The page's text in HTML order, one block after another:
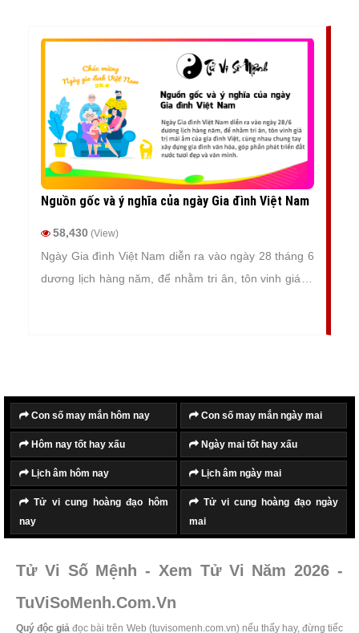
Nguồn gốc và ý nghĩa của ngày Gia đình Việt Nam
58,430 (View)
Ngày Gia đình Việt Nam diễn ra vào ngày 28 tháng 6
dương lịch hàng năm, để nhằm tri ân, tôn vinh giá trị
Con số may mắn hôm nay Con số may mắn ngày mai
Hôm nay tốt hay xấu Ngày mai tốt hay xấu
Lịch âm hôm nay Lịch âm ngày mai
Tử vi cung hoàng đạo hôm
nay
Tử vi cung hoàng đạo ngày
mai
Tử Vi Số Mệnh - Xem Tử Vi Năm 2026 -
TuViSoMenh.Com.Vn
Quý độc giả đọc bài trên Web (tuvisomenh.com.vn) nếu thấy hay, đừng tiếc